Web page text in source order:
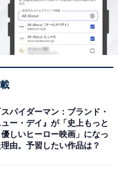
スパイダーマン：ブランド・
ュー・デイ』が「史上もっと
優しいヒーロー映画」になっ
由。予習したい作品は？